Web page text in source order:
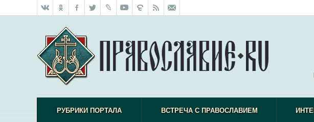
РУБРИКИ ПОРТАЛА ВСТРЕЧА С ПРАВОСЛАВИЕМ